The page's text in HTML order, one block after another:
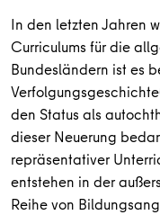
In den letzten Jahren
Curriculums für die
Bundesländern ist es
den Status als
dieser Neuerung
repräsentativer
entstehen in der
Reihe von